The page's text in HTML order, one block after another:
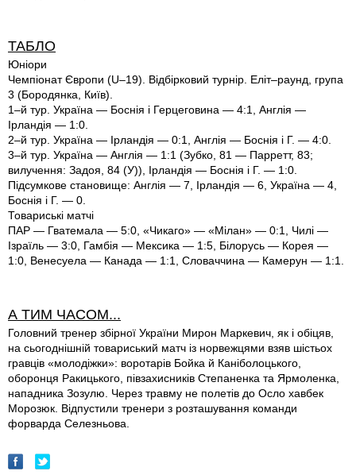
ТАБЛО
Юніори
Чемпіонат Європи (U–19). Відбірковий турнір. Еліт–раунд, група
3 (Бородянка, Київ).
1–й тур. Україна — Боснія і Герцеговина — 4:1, Англія —
Ірландія — 1:0.
2–й тур. Україна — Ірландія — 0:1, Англія — Боснія і Г. — 4:0.
3–й тур. Україна — Англія — 1:1 (Зубко, 81 — Парретт, 83;
вилучення: Задоя, 84 (У)), Ірландія — Боснія і Г. — 1:0.
Підсумкове становище: Англія — 7, Ірландія — 6, Україна — 4,
Боснія і Г. — 0.
Товариські матчі
ПАР — Гватемала — 5:0, «Чикаго» — «Мілан» — 0:1, Чилі —
Ізраїль — 3:0, Гамбія — Мексика — 1:5, Білорусь — Корея —
1:0, Венесуела — Канада — 1:1, Словаччина — Камерун — 1:1.
А ТИМ ЧАСОМ...
Головний тренер збірної України Мирон Маркевич, як і обіцяв,
на сьогоднішній товариський матч із норвежцями взяв шістьох
гравців «молодіжки»: воротарів Бойка й Каніболоцького,
оборонця Ракицького, півзахисників Степаненка та Ярмоленка,
нападника Зозулю. Через травму не полетів до Осло хавбек
Морозюк. Відпустили тренери з розташування команди
форварда Селезньова.